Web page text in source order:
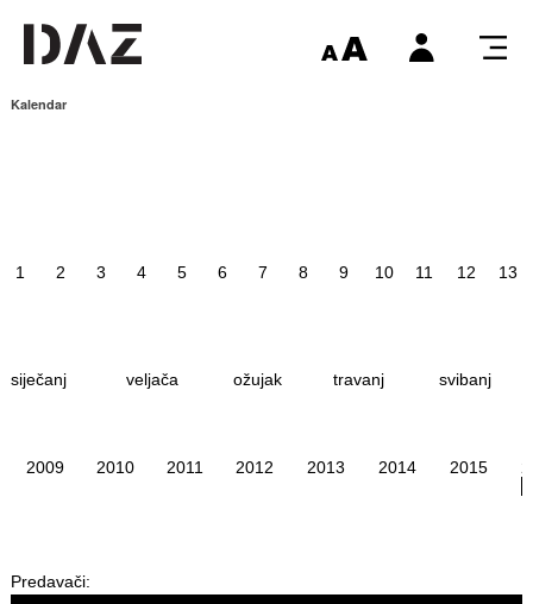
Kalendar
1 2 3 4 5 6 7 8 9 10 11 12 13
siječanj veljača ožujak travanj svibanj
2009 2010 2011 2012 2013 2014 2015
Predavači: